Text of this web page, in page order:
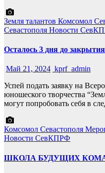
Земля талантов Комсомол
Севастополя Новости
Осталось 3 дня до
Май 21, 2024 kprf_admin
Успей подать заявку на
юношеского творчества
могут попробовать себя в
Комсомол Севастополя
Новости СевКПРФ
ШКОЛА БУДУЩИХ